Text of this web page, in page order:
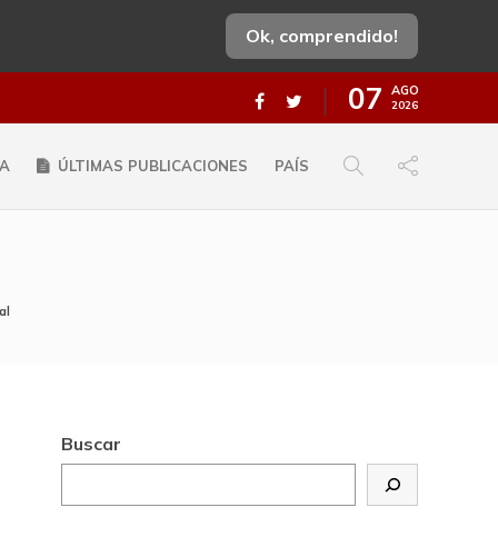
Ok, comprendido!
07 AGO
2026
ÚLTIMAS PUBLICACIONES PAÍS
Buscar